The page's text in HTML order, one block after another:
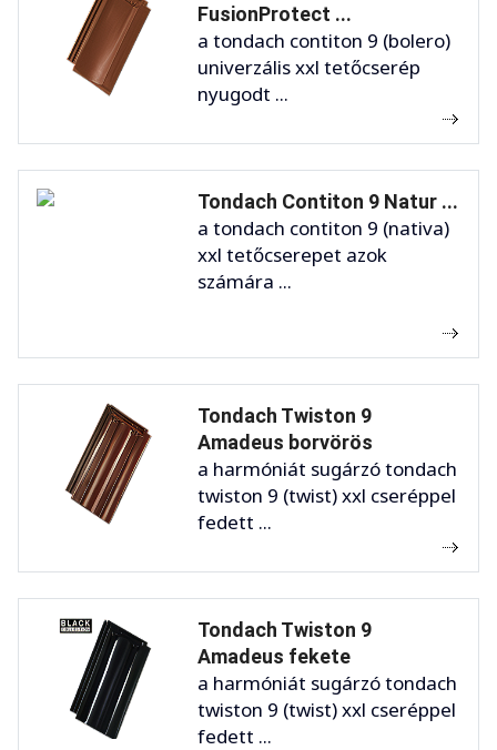
FusionProtect ...
a tondach contiton 9 (bolero)
univerzális xxl tetőcserép
nyugodt ...
Tondach Contiton 9 Natur ...
a tondach contiton 9 (nativa)
xxl tetőcserepet azok
számára ...
Tondach Twiston 9
Amadeus borvörös
a harmóniát sugárzó tondach
twiston 9 (twist) xxl cseréppel
fedett ...
Tondach Twiston 9
Amadeus fekete
a harmóniát sugárzó tondach
twiston 9 (twist) xxl cseréppel
fedett ...